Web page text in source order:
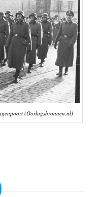
(Oorlogsbronnen.nl)